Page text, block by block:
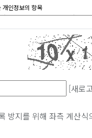
[새로
방지를 위해 좌측 계산식